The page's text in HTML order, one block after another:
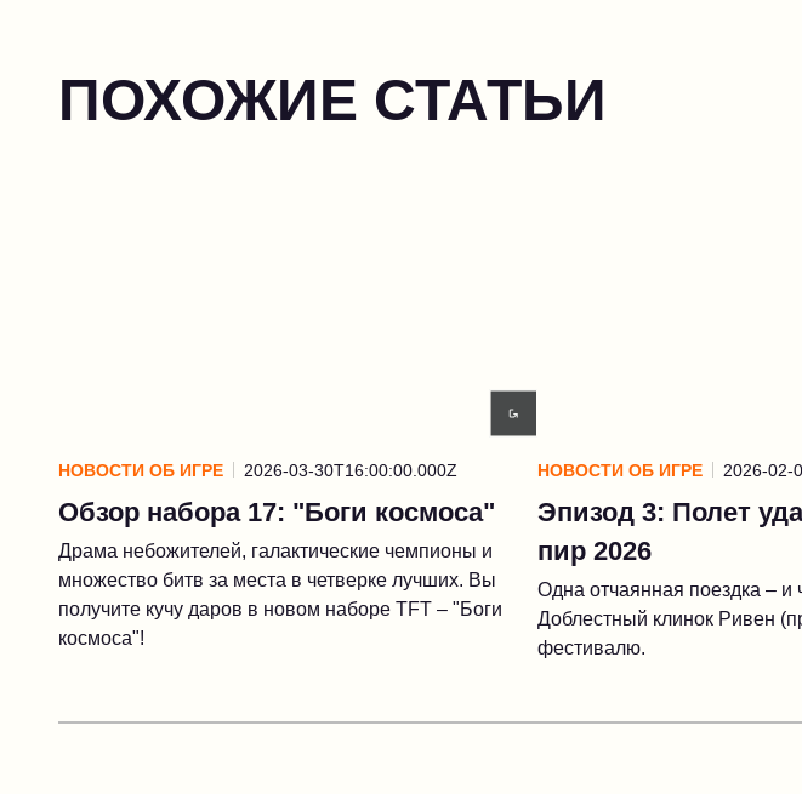
ПОХОЖИЕ СТАТЬИ
НОВОСТИ ОБ ИГРЕ 2026-03-30T16:00:00.000Z
Обзор набора 17: "Боги космоса"
Драма небожителей, галактические чемпионы и
множество битв за места в четверке лучших. Вы
получите кучу даров в новом наборе TFT – "Боги
космоса"!
НОВОСТИ ОБ ИГРЕ 2026-02-
Эпизод 3: Полет
пир 2026
Одна отчаянная поездка – и
Доблестный клинок Ривен
фестивалю.